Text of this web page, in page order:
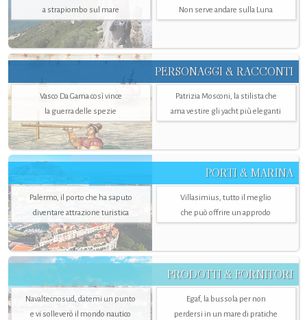
a strapiombo sul mare
Non serve andare sulla Luna
PERSONAGGI & RACCONTI
Vasco Da Gama così vince
la guerra delle spezie
Patrizia Mosconi, la stilista che
ama vestire gli yacht più eleganti
PORTI & MARINA
Palermo, il porto che ha saputo
diventare attrazione turistica
Villasimius, tutto il meglio
che può offrire un approdo
PRODOTTI & FORNITORI
Navaltecnosud, datemi un punto
e vi solleverò il mondo nautico
Egaf, la bussola per non
perdersi in un mare di pratiche